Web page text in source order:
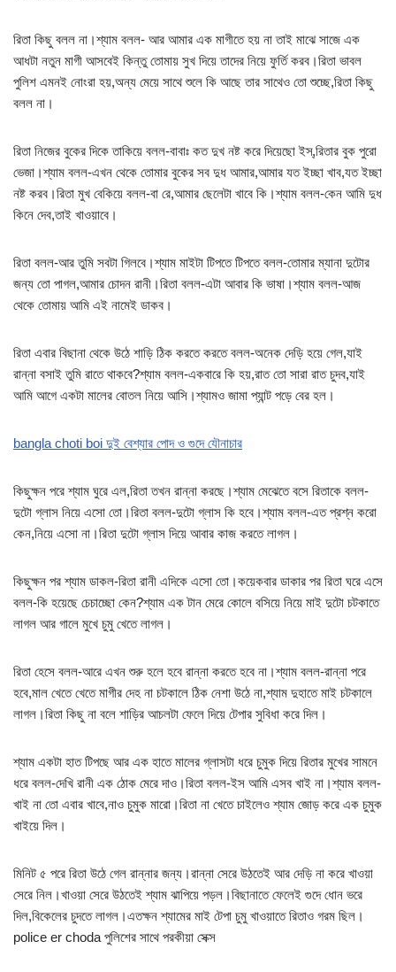
রিতা কিছু বলল না।শ্যাম বলল- আর আমার এক মাগীতে হয় না তাই মাঝে সাজে এক
আধটা নতুন মাগী আসবেই কিন্তু তোমায় সুখ দিয়ে তাদের নিয়ে ফুর্তি করব।রিতা ভাবল
পুলিশ এমনই নোংরা হয়,অন্য মেয়ে সাথে শুলে কি আছে তার সাথেও তো শুচ্ছে,রিতা কিছু
বলল না।
রিতা নিজের বুকের দিকে তাকিয়ে বলল-বাবাঃ কত দুখ নষ্ট করে দিয়েছো ইস্‌,রিতার বুক পুরো
ভেজা।শ্যাম বলল-এখন থেকে তোমার বুকের সব দুধ আমার,আমার যত ইচ্ছা খাব,যত ইচ্ছা
নষ্ট করব।রিতা মুখ বেকিয়ে বলল-বা রে,আমার ছেলেটা খাবে কি।শ্যাম বলল-কেন আমি দুধ
কিনে দেব,তাই খাওয়াবে।
রিতা বলল-আর তুমি সবটা গিলবে।শ্যাম মাইটা টিপতে টিপতে বলল-তোমার ম্যানা দুটোর
জন্য তো পাগল,আমার চোদন রানী।রিতা বলল-এটা আবার কি ভাষা।শ্যাম বলল-আজ
থেকে তোমায় আমি এই নামেই ডাকব।
রিতা এবার বিছানা থেকে উঠে শাড়ি ঠিক করতে করতে বলল-অনেক দেড়ি হয়ে গেল,যাই
রান্না বসাই তুমি রাতে থাকবে?শ্যাম বলল-একবারে কি হয়,রাত তো সারা রাত চুদব,যাই
আমি আগে একটা মালের বোতল নিয়ে আসি।শ্যামও জামা প্যান্ট পড়ে বের হল।
bangla choti boi দুই বেশ্যার পোদ ও গুদে যৌনাচার
কিছুক্ষন পরে শ্যাম ঘুরে এল,রিতা তখন রান্না করছে।শ্যাম মেঝেতে বসে রিতাকে বলল-
দুটো গ্লাস নিয়ে এসো তো।রিতা বলল-দুটো গ্লাস কি হবে।শ্যাম বলল-এত প্রশ্ন করো
কেন,নিয়ে এসো না।রিতা দুটো গ্লাস দিয়ে আবার কাজ করতে লাগল।
কিছুক্ষন পর শ্যাম ডাকল-রিতা রানী এদিকে এসো তো।কয়েকবার ডাকার পর রিতা ঘরে এসে
বলল-কি হয়েছে চেচাচ্ছো কেন?শ্যাম এক টান মেরে কোলে বসিয়ে নিয়ে মাই দুটো চটকাতে
লাগল আর গালে মুখে চুমু খেতে লাগল।
রিতা হেসে বলল-আরে এখন শুরু হলে হবে রান্না করতে হবে না।শ্যাম বলল-রান্না পরে
হবে,মাল খেতে খেতে মাগীর দেহ না চটকালে ঠিক নেশা উঠে না,শ্যাম দুহাতে মাই চটকালে
লাগল।রিতা কিছু না বলে শাড়ির আচলটা ফেলে দিয়ে টেপার সুবিধা করে দিল।
শ্যাম একটা হাত টিপছে আর এক হাতে মালের গ্লাসটা ধরে চুমুক দিয়ে রিতার মুখের সামনে
ধরে বলল-দেখি রানী এক ঠোক মেরে দাও।রিতা বলল-ইস আমি এসব খাই না।শ্যাম বলল-
খাই না তো এবার খাবে,নাও চুমুক মারো।রিতা না খেতে চাইলেও শ্যাম জোড় করে এক চুমুক
খাইয়ে দিল।
মিনিট ৫ পরে রিতা উঠে গেল রান্নার জন্য।রান্না সেরে উঠতেই আর দেড়ি না করে খাওয়া
সেরে নিল।খাওয়া সেরে উঠতেই শ্যাম ঝাপিয়ে পড়ল।বিছানাতে ফেলেই গুদে ধোন ভরে
দিল,বিকেলের চুদতে লাগল।এতক্ষন শ্যামের মাই টেপা চুমু খাওয়াতে রিতাও গরম ছিল।
police er choda পুলিশের সাথে পরকীয়া সেক্স